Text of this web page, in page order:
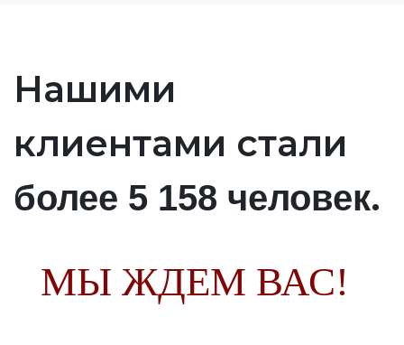
Нашими
клиентами стали
более 5 158 человек.
МЫ ЖДЕМ ВАС!